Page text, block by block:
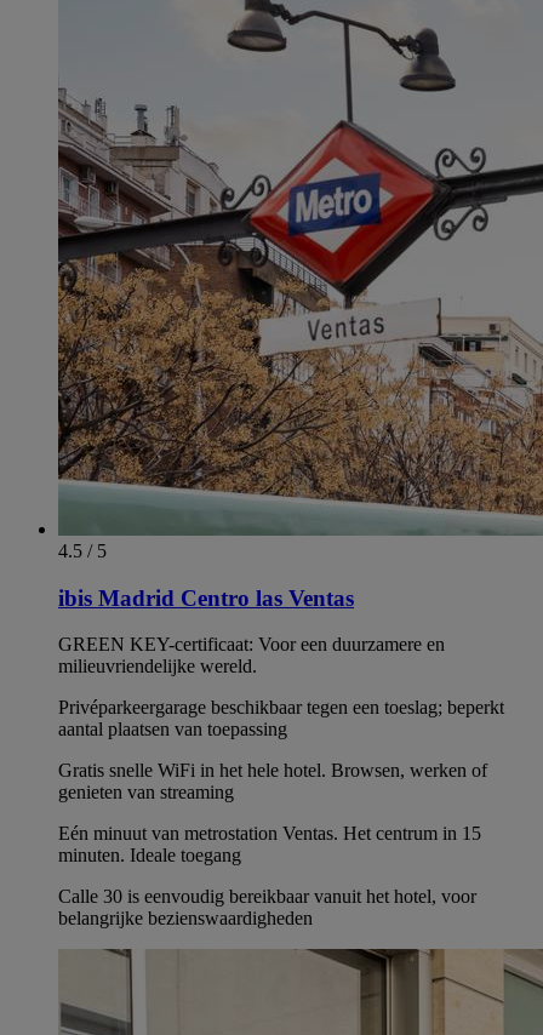
4.5 / 5
ibis Madrid Centro las Ventas
GREEN KEY-certificaat: Voor een duurzamere en
milieuvriendelijke wereld.
Privéparkeergarage beschikbaar tegen een toeslag; beperkt
aantal plaatsen van toepassing
Gratis snelle WiFi in het hele hotel. Browsen, werken of
genieten van streaming
Eén minuut van metrostation Ventas. Het centrum in 15
minuten. Ideale toegang
Calle 30 is eenvoudig bereikbaar vanuit het hotel, voor
belangrijke bezienswaardigheden